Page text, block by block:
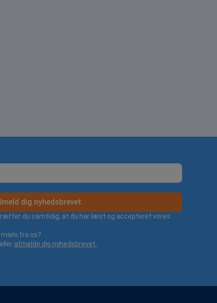
dig nyhedsbrevet
du samtidig, at du har læst og accepteret vores
fra os?
eller afmelde dig nyhedsbrevet.